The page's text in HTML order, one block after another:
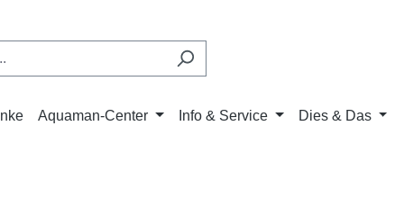
Aquaman-Center Info & Service Dies & Das